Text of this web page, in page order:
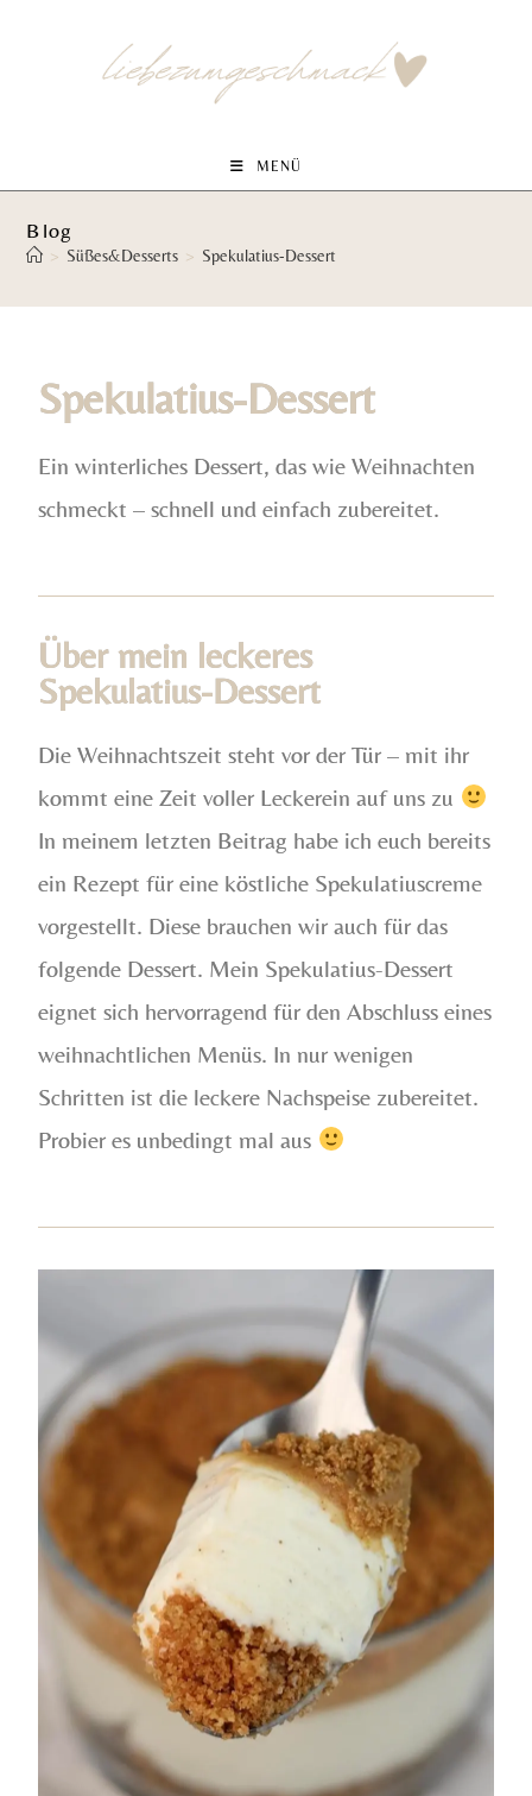
MENÜ
Blog
> Süßes&Desserts > Spekulatius-Dessert
Spekulatius-Dessert
Ein winterliches Dessert, das wie Weihnachten
schmeckt – schnell und einfach zubereitet.
Über mein leckeres
Spekulatius-Dessert
Die Weihnachtszeit steht vor der Tür – mit ihr
kommt eine Zeit voller Leckerein auf uns zu
In meinem letzten Beitrag habe ich euch bereits
ein Rezept für eine köstliche Spekulatiuscreme
vorgestellt. Diese brauchen wir auch für das
folgende Dessert. Mein Spekulatius-Dessert
eignet sich hervorragend für den Abschluss eines
weihnachtlichen Menüs. In nur wenigen
Schritten ist die leckere Nachspeise zubereitet.
Probier es unbedingt mal aus